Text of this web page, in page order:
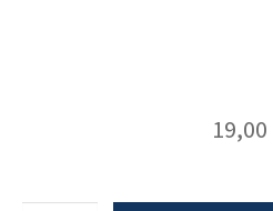
19,00